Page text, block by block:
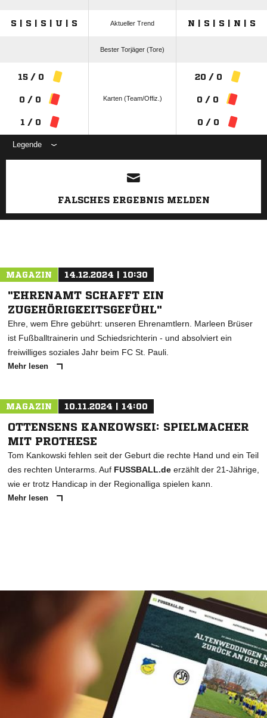
S | S | S | U | S Aktueller Trend N | S | S | N | S
Bester Torjäger (Tore)
15 / 0
0 / 0
1 / 0
Karten (Team/Offiz.)
20 / 0
0 / 0
0 / 0
Legende
ANZEIGE
FALSCHES ERGEBNIS MELDEN
MAGAZIN 14.12.2024 | 10:30
"EHRENAMT SCHAFFT EIN
ZUGEHÖRIGKEITSGEFÜHL"
Ehre, wem Ehre gebührt: unseren Ehrenamtlern. Marleen Brüser
ist Fußballtrainerin und Schiedsrichterin - und absolviert ein
freiwilliges soziales Jahr beim FC St. Pauli.
Mehr lesen
MAGAZIN 10.11.2024 | 14:00
OTTENSENS KANKOWSKI: SPIELMACHER
MIT PROTHESE
Tom Kankowski fehlen seit der Geburt die rechte Hand und ein Teil
des rechten Unterarms. Auf FUSSBALL.de erzählt der 21-Jährige,
wie er trotz Handicap in der Regionalliga spielen kann.
Mehr lesen